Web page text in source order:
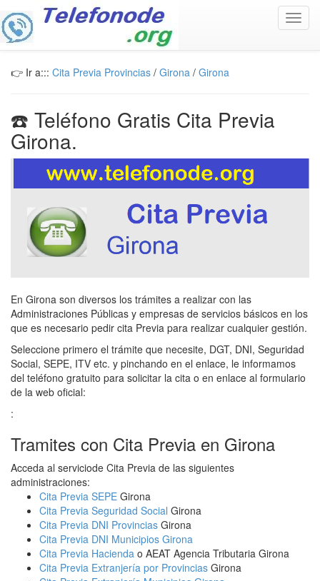
👉 Ir a::: Cita Previa Provincias / Girona / Girona
☎️ Teléfono Gratis Cita Previa
Girona.
En Girona son diversos los trámites a realizar con las
Administraciones Públicas y empresas de servicios básicos en los
que es necesario pedir cita Previa para realizar cualquier gestión.
Seleccione primero el trámite que necesite, DGT, DNI, Seguridad
Social, SEPE, ITV etc. y pinchando en el enlace, le informamos
del teléfono gratuito para solicitar la cita o en enlace al formulario
de la web oficial:
:
Tramites con Cita Previa en Girona
Acceda al serviciode Cita Previa de las siguientes
administraciones:
Cita Previa SEPE Girona
Cita Previa Seguridad Social Girona
Cita Previa DNI Provincias Girona
Cita Previa DNI Municipios Girona
Cita Previa Hacienda o AEAT Agencia Tributaria Girona
Cita Previa Extranjería por Provincias Girona